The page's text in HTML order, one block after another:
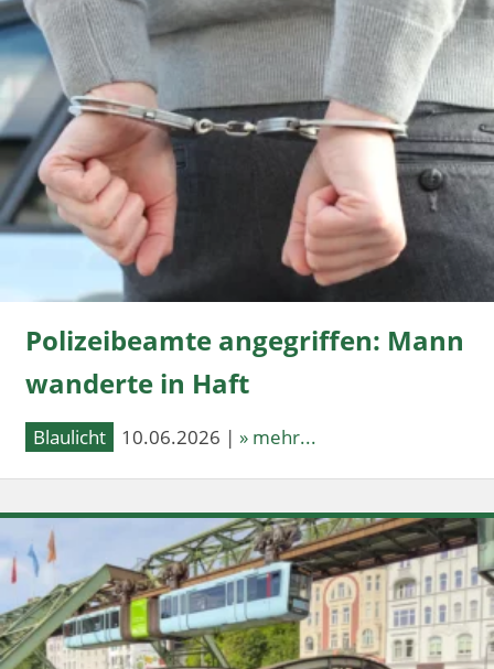
Polizeibeamte angegriffen: Mann
wanderte in Haft
Blaulicht 10.06.2026 | » mehr...